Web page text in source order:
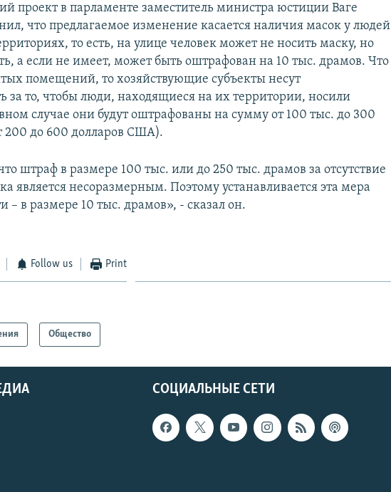
проект в парламенте заместитель министра юстиции Ваге
что предлагаемое изменение касается наличия масок у людей
то есть, на улице человек может не носить маску, но
а если не имеет, может быть оштрафован на 10 тыс. драмов. Что
помещений, то хозяйствующие субъекты несут
за то, чтобы люди, находящиеся на их территории, носили
случае они будут оштрафованы на сумму от 100 тыс. до 300
200 до 600 долларов США).
штраф в размере 100 тыс. или до 250 тыс. драмов за отсутствие
является несоразмерным. Поэтому устанавливается эта мера
– в размере 10 тыс. драмов», - сказал он.
Follow us Print
Общество
СОЦИАЛЬНЫЕ СЕТИ